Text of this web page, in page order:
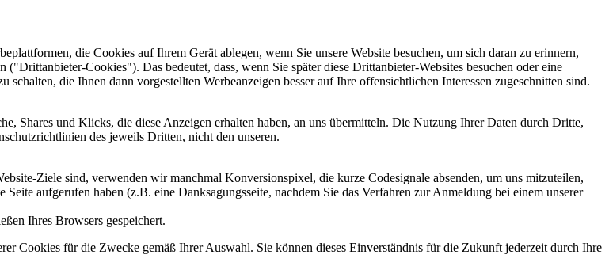
die Cookies auf Ihrem Gerät ablegen, wenn Sie unsere Website besuchen, um sich daran zu erinnern,
("Drittanbieter-Cookies"). Das bedeutet, dass, wenn Sie später diese Drittanbieter-Websites besuchen oder eine
die Ihnen dann vorgestellten Werbeanzeigen besser auf Ihre offensichtlichen Interessen zugeschnitten sind.
Shares und Klicks, die diese Anzeigen erhalten haben, an uns übermitteln. Die Nutzung Ihrer Daten durch Dritte,
des jeweils Dritten, nicht den unseren.
Ziele sind, verwenden wir manchmal Konversionspixel, die kurze Codesignale absenden, um uns mitzuteilen,
aufgerufen haben (z.B. eine Danksagungsseite, nachdem Sie das Verfahren zur Anmeldung bei einem unserer
Ihres Browsers gespeichert.
Cookies für die Zwecke gemäß Ihrer Auswahl. Sie können dieses Einverständnis für die Zukunft jederzeit durch Ihre